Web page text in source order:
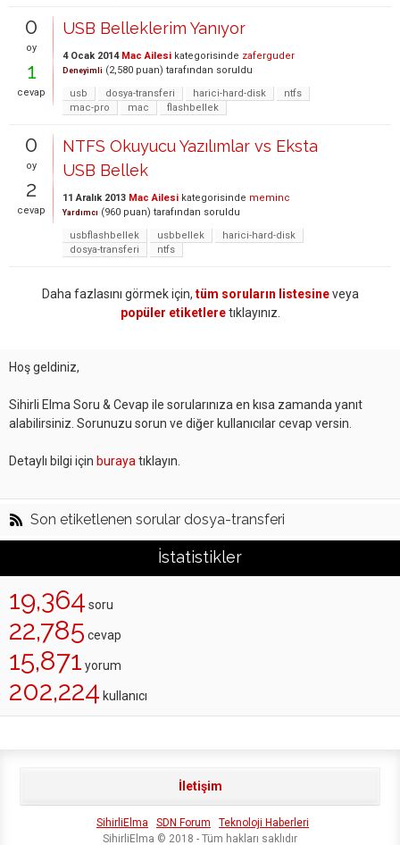
0
oy
1
cevap
USB Belleklerim Yanıyor
4 Ocak 2014 Mac Ailesi kategorisinde zaferguder
Deneyimli (2,580 puan) tarafından soruldu
usb
dosya-transferi harici-hard-disk
ntfs
mac-pro
mac flashbellek
0
oy
2
cevap
NTFS Okuyucu Yazılımlar vs Eksta
USB Bellek
11 Aralık 2013 Mac Ailesi kategorisinde meminc
Yardımcı (960 puan) tarafından soruldu
usbflashbellek
usbbellek
harici-hard-disk
dosya-transferi
ntfs
Daha fazlasını görmek için, tüm soruların listesineveya
popüler etiketleretıklayınız.
Hoş geldiniz,
Sihirli Elma Soru & Cevap ile sorularınıza en kısa zamanda yanıt
alabilirsiniz. Sorunuzu sorun ve diğer kullanıcılar cevap versin.
Detaylı bilgi için buraya tıklayın.
Son etiketlenen sorular dosya-transferi
İstatistikler
19,364 soru
22,785 cevap
15,871 yorum
202,224 kullanıcı
İletişim
SihirliElma SDN Forum
Teknoloji Haberleri
SihirliElma © 2018 - Tüm hakları saklıdır